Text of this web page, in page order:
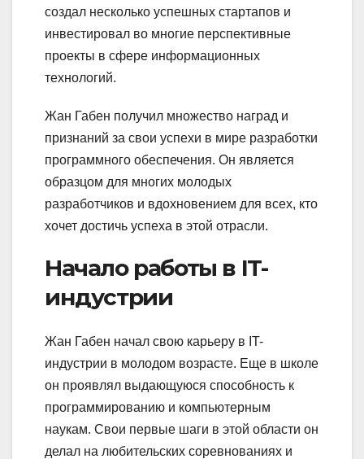
создал несколько успешных стартапов и
инвестировал во многие перспективные
проекты в сфере информационных
технологий.
Жан Габен получил множество наград и
признаний за свои успехи в мире разработки
программного обеспечения. Он является
образцом для многих молодых
разработчиков и вдохновением для всех, кто
хочет достичь успеха в этой отрасли.
Начало работы в IT-
индустрии
Жан Габен начал свою карьеру в IT-
индустрии в молодом возрасте. Еще в школе
он проявлял выдающуюся способность к
программированию и компьютерным
наукам. Свои первые шаги в этой области он
делал на любительских соревнованиях и